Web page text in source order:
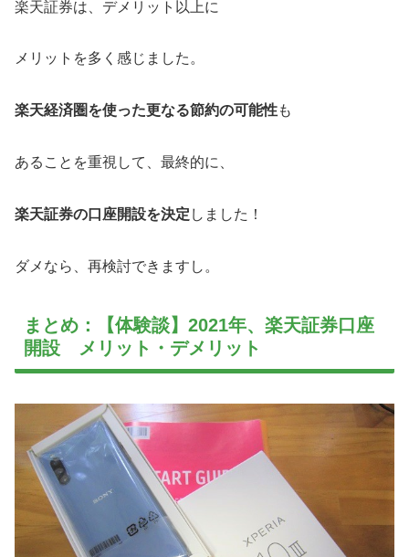
楽天証券は、デメリット以上に
メリットを多く感じました。
楽天経済圏を使った更なる節約の可能性も
あることを重視して、最終的に、
楽天証券の口座開設を決定 しました！
ダメなら、再検討できますし。
まとめ：【体験談】2021年、楽天証券口座
開設 メリット・デメリット